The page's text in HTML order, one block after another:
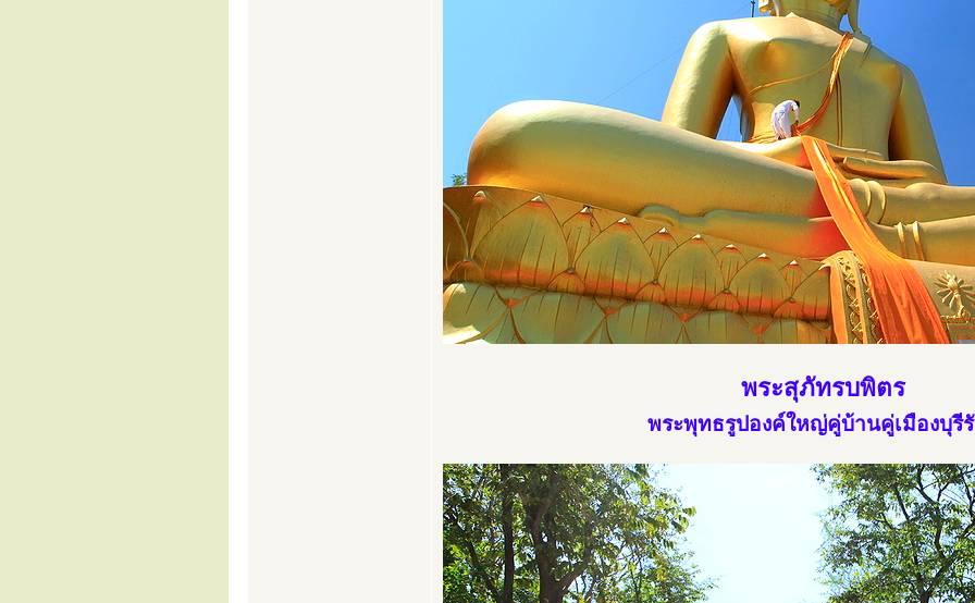
พระสุภัทรบพิตร
พระพุทธรูปองค์ใหญ่คู่บ้านคู่เมืองบุรี